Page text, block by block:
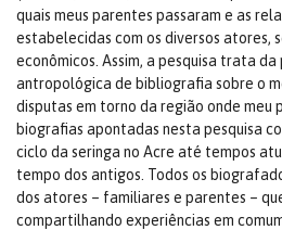
quais meus parentes passaram e as
estabelecidas com os diversos atores,
econômicos. Assim, a pesquisa trata
antropológica de bibliografia sobre o
disputas em torno da região onde meu
biografias apontadas nesta pesquisa
ciclo da seringa no Acre até tempos
tempo dos antigos. Todos os
dos atores – familiares e parentes –
compartilhando experiências em